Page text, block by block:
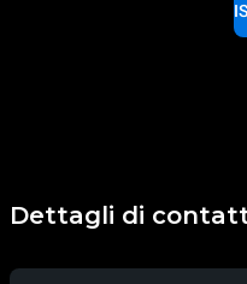
Dettagli di